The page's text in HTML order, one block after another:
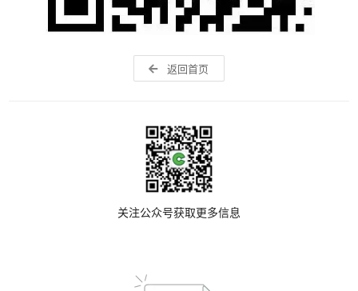
返回首页
关注公众号获取更多信息